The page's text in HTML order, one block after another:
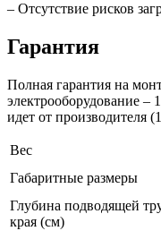
– Отсутствие рисков
Гарантия
Полная гарантия на
электрооборудование –
идет от производителя
Вес
Габаритные размеры
Глубина подводящей
края (см)